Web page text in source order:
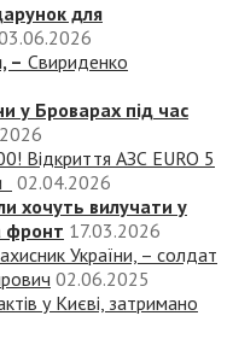
для
– Свириденко
у Броварах під час
Відкриття АЗС EURO 5
02.04.2026
хочуть вилучати у
фронт 17.03.2026
України, – солдат
02.06.2025
у Києві, затримано